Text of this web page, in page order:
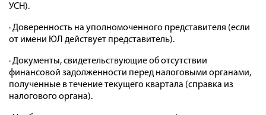
УСН).
· Доверенность на уполномоченного представителя (если
от имени ЮЛ действует представитель).
· Документы, свидетельствующие об отсутствии
финансовой задолженности перед налоговыми органами,
полученные в течение текущего квартала (справка из
налогового органа).